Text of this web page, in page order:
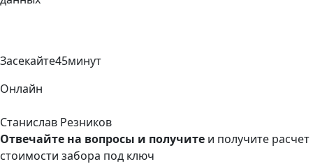
Засекайте45минут
Онлайн
Станислав Резников
Отвечайте на вопросы и получите и получите расчет
стоимости забора под ключ